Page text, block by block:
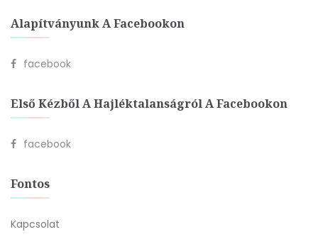
Alapítványunk A Facebookon
facebook
Első Kézből A Hajléktalanságról A Facebookon
facebook
Fontos
Kapcsolat